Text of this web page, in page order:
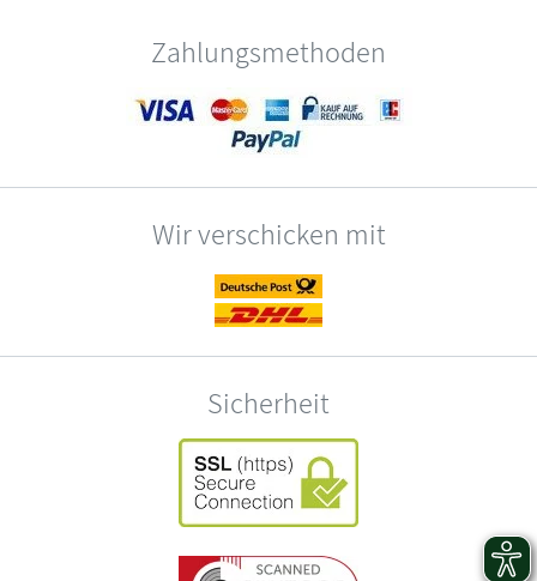
Zahlungsmethoden
Wir verschicken mit
Sicherheit